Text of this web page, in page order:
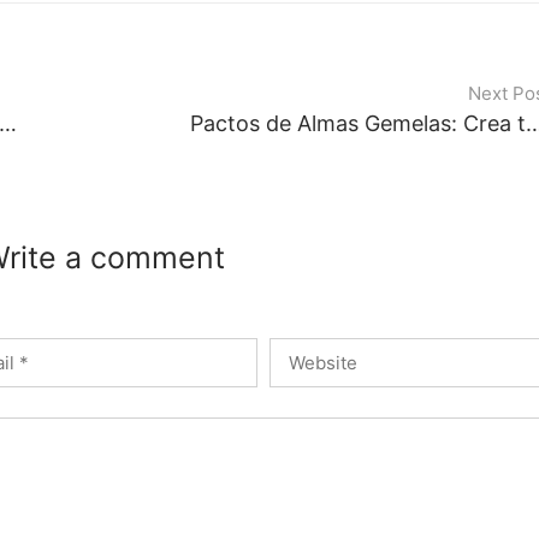
Cómo conseguir clarividentes profesionales y aprender a hacer videncia
Next
Pactos de Almas
a comment